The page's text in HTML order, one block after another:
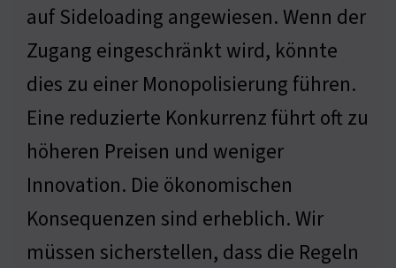
auf Sideloading angewiesen. Wenn der
Zugang eingeschränkt wird, könnte
dies zu einer Monopolisierung führen.
Eine reduzierte Konkurrenz führt oft zu
höheren Preisen und weniger
Innovation. Die ökonomischen
Konsequenzen sind erheblich. Wir
müssen sicherstellen, dass die Regeln